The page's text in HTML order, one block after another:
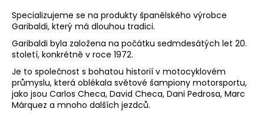
Specializujeme se na produkty španělského výrobce
Garibaldi, který má dlouhou tradici.
Garibaldi byla založena na počátku sedmdesátých let 20.
století, konkrétně v roce 1972.
Je to společnost s bohatou historií v motocyklovém
průmyslu, která oblékala světové šampiony motorsportu,
jako jsou Carlos Checa, David Checa, Dani Pedrosa, Marc
Márquez a mnoho dalších jezdců.
e
b
u
j
e
t
e